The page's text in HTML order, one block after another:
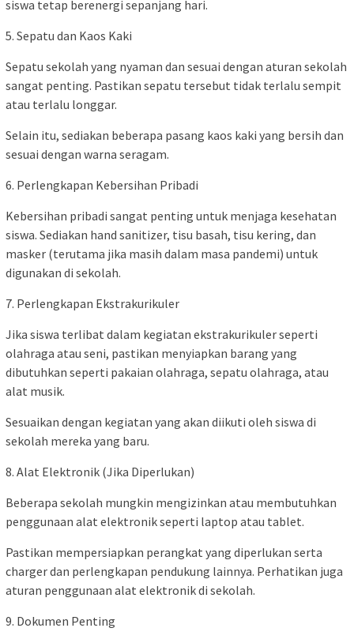
siswa tetap berenergi sepanjang hari.
5. Sepatu dan Kaos Kaki
Sepatu sekolah yang nyaman dan sesuai dengan aturan sekolah
sangat penting. Pastikan sepatu tersebut tidak terlalu sempit
atau terlalu longgar.
Selain itu, sediakan beberapa pasang kaos kaki yang bersih dan
sesuai dengan warna seragam.
6. Perlengkapan Kebersihan Pribadi
Kebersihan pribadi sangat penting untuk menjaga kesehatan
siswa. Sediakan hand sanitizer, tisu basah, tisu kering, dan
masker (terutama jika masih dalam masa pandemi) untuk
digunakan di sekolah.
7. Perlengkapan Ekstrakurikuler
Jika siswa terlibat dalam kegiatan ekstrakurikuler seperti
olahraga atau seni, pastikan menyiapkan barang yang
dibutuhkan seperti pakaian olahraga, sepatu olahraga, atau
alat musik.
Sesuaikan dengan kegiatan yang akan diikuti oleh siswa di
sekolah mereka yang baru.
8. Alat Elektronik (Jika Diperlukan)
Beberapa sekolah mungkin mengizinkan atau membutuhkan
penggunaan alat elektronik seperti laptop atau tablet.
Pastikan mempersiapkan perangkat yang diperlukan serta
charger dan perlengkapan pendukung lainnya. Perhatikan juga
aturan penggunaan alat elektronik di sekolah.
9. Dokumen Penting